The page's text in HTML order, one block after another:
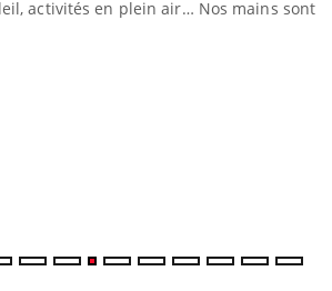
activités en plein air… Nos mains sont